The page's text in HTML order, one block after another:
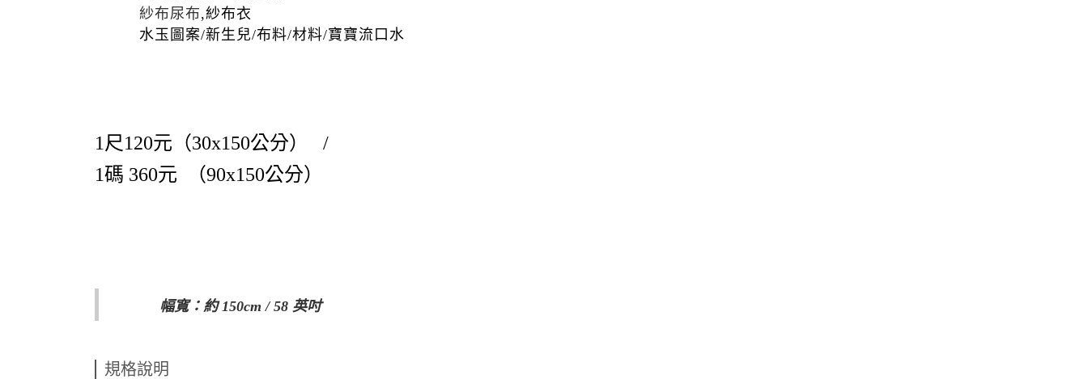
紗布尿布,紗布衣
水玉圖案/新生兒/布料/材料/寶寶流口水
1尺120元（30x150公分） /
1碼 360元
（90x150公分）
幅寬：約 150cm / 58 英吋
規格說明